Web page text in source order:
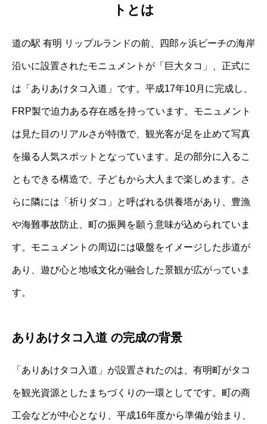
トとは
道の駅 有明 リップルランドの前、四郎ヶ浜ビーチの海岸
沿いに設置されたモニュメントが「巨大タコ」、正式に
は「ありあけタコ入道」です。平成17年10月に完成し、
FRP製で迫力ある存在感を持っています。モニュメント
は見た目のリアルさが特徴で、観光客が足を止めて写真
を撮る人気スポットとなっています。足の部分に入るこ
ともできる構造で、子どもから大人まで楽しめます。さ
らに隣には「祈りダコ」と呼ばれる供養塔があり、豊漁
や海難事故防止、町の振興を願う意味が込められていま
す。モニュメントの周辺には吸盤をイメージした歩道が
あり、遊び心と地域文化が融合した景観が広がっていま
す。
ありあけタコ入道 の完成の背景
「ありあけタコ入道」が設置されたのは、有明町がタコ
を観光資源としたまちづくりの一環としてです。町の商
工会などが中心となり、平成16年度から準備が始まり、